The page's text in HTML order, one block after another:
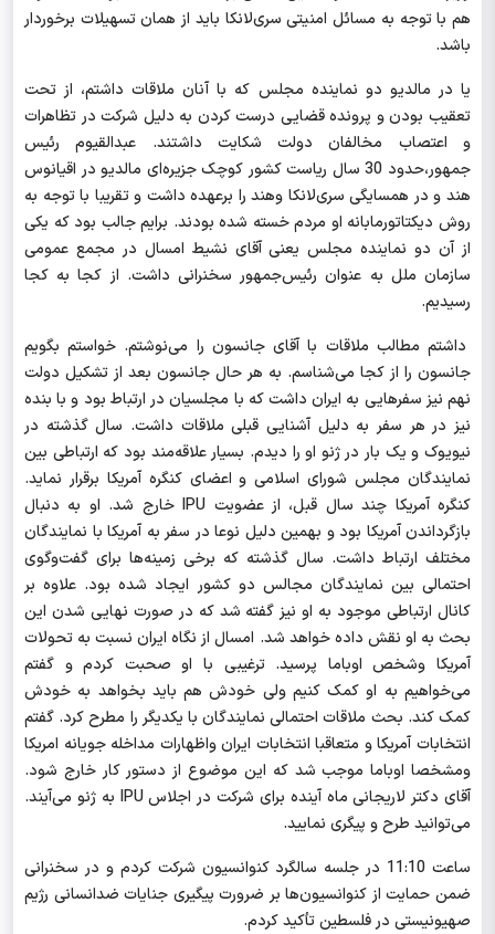
هم با توجه به مسائل امنیتی سری‌لانکا باید از همان تسهیلات برخوردار
باشد.
یا در مالدیو دو نماینده مجلس که با آنان ملاقات داشتم، از تحت
تعقیب بودن و پرونده قضایی درست کردن به دلیل شرکت در تظاهرات
و اعتصاب مخالفان دولت شکایت داشتند. عبدالقیوم رئیس
جمهور،حدود 30 سال ریاست کشور کوچک جزیره‌ای مالدیو در اقیانوس
هند و در همسایگی سری‌لانکا وهند را برعهده داشت و تقریبا با توجه به
روش دیکتاتورمابانه او مردم خسته شده بودند. برایم جالب بود که یکی
از آن دو نماینده مجلس یعنی آقای نشیط امسال در مجمع عمومی
سازمان ملل به عنوان رئیس‌جمهور سخنرانی داشت. از کجا به کجا
رسیدیم.
داشتم مطالب ملاقات با آقای جانسون را می‌نوشتم. خواستم بگویم
جانسون را از کجا می‌شناسم. به هر حال جانسون بعد از تشکیل دولت
نهم نیز سفرهایی به ایران داشت که با مجلسیان در ارتباط بود و با بنده
نیز در هر سفر به دلیل آشنایی قبلی ملاقات داشت. سال گذشته در
نیویوک و یک بار در ژنو او را دیدم. بسیار علاقه‌مند بود که ارتباطی بین
نمایندگان مجلس شورای اسلامی و اعضای کنگره آمریکا برقرار نماید.
کنگره آمریکا چند سال قبل، از عضویت IPU خارج شد. او به دنبال
بازگرداندن آمریکا بود و بهمین دلیل نوعا در سفر به آمریکا با نمایندگان
مختلف ارتباط داشت. سال گذشته که برخی زمینه‌ها برای گفت‌وگوی
احتمالی بین نمایندگان مجالس دو کشور ایجاد شده بود. علاوه بر
کانال ارتباطی موجود به او نیز گفته شد که در صورت نهایی شدن این
بحث به او نقش داده خواهد شد. امسال از نگاه ایران نسبت به تحولات
آمریکا وشخص اوباما پرسید. ترغیبی با او صحبت کردم و گفتم
می‌خواهیم به او کمک کنیم ولی خودش هم باید بخواهد به خودش
کمک کند. بحث ملاقات احتمالی نمایندگان با یکدیگر را مطرح کرد. گفتم
انتخابات آمریکا و متعاقبا انتخابات ایران واظهارات مداخله جویانه امریکا
ومشخصا اوباما موجب شد که این موضوع از دستور کار خارج شود.
آقای دکتر لاریجانی ماه آینده برای شرکت در اجلاسIPU به ژنو می‌آیند.
می‌توانید طرح و پیگری نمایید.
ساعت 11:10 در جلسه سالگرد کنوانسیون شرکت کردم و در سخنرانی
ضمن حمایت از کنوانسیون‌ها بر ضرورت پیگیری جنایات ضدانسانی رژیم
صهیونیستی در فلسطین تأکید کردم.